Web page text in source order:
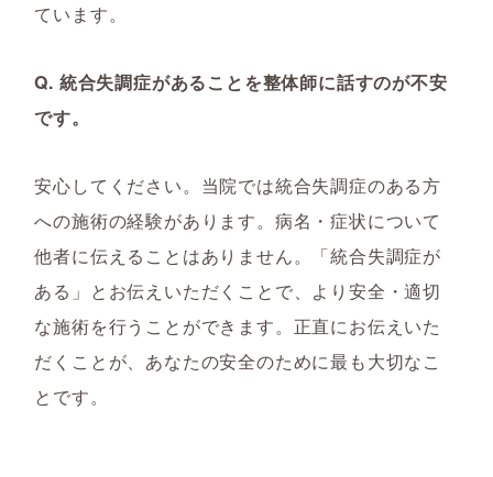
ています。
Q. 統合失調症があることを整体師に話すのが不安
です。
安心してください。当院では統合失調症のある方
への施術の経験があります。病名・症状について
他者に伝えることはありません。「統合失調症が
ある」とお伝えいただくことで、より安全・適切
な施術を行うことができます。正直にお伝えいた
だくことが、あなたの安全のために最も大切なこ
とです。